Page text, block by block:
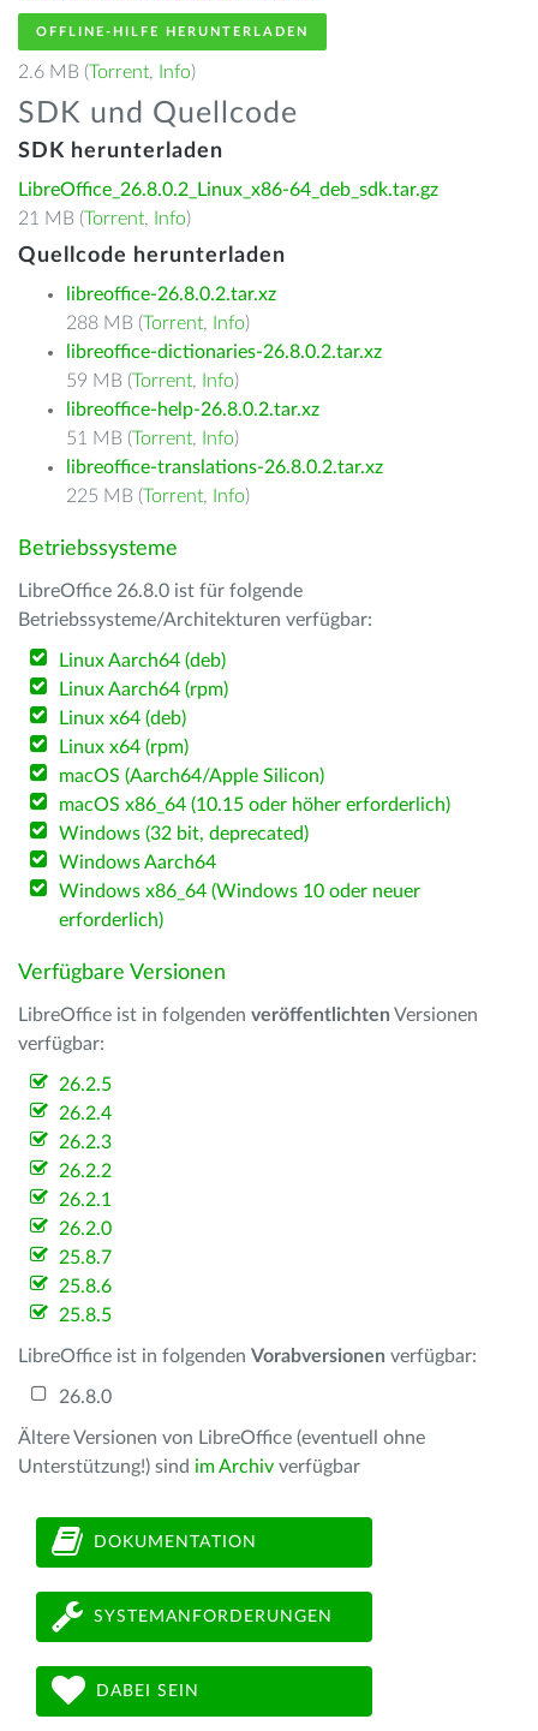
OFFLINE-HILFE HERUNTERLADEN
2.6 MB (Torrent, Info)
SDK und Quellcode
SDK herunterladen
LibreOffice_26.8.0.2_Linux_x86-64_deb_sdk.tar.gz
21 MB (Torrent, Info)
Quellcode herunterladen
libreoffice-26.8.0.2.tar.xz
288 MB (Torrent, Info)
libreoffice-dictionaries-26.8.0.2.tar.xz
59 MB (Torrent, Info)
libreoffice-help-26.8.0.2.tar.xz
51 MB (Torrent, Info)
libreoffice-translations-26.8.0.2.tar.xz
225 MB (Torrent, Info)
Betriebssysteme
LibreOffice 26.8.0 ist für folgende
Betriebssysteme/Architekturen verfügbar:
Linux Aarch64 (deb)
Linux Aarch64 (rpm)
Linux x64 (deb)
Linux x64 (rpm)
macOS (Aarch64/Apple Silicon)
macOS x86_64 (10.15 oder höher erforderlich)
Windows (32 bit, deprecated)
Windows Aarch64
Windows x86_64 (Windows 10 oder neuer
erforderlich)
Verfügbare Versionen
LibreOffice ist in folgenden veröffentlichten Versionen
verfügbar:
26.2.5
26.2.4
26.2.3
26.2.2
26.2.1
26.2.0
25.8.7
25.8.6
25.8.5
LibreOffice ist in folgenden Vorabversionen verfügbar:
26.8.0
Ältere Versionen von LibreOffice (eventuell ohne
Unterstützung!) sind im Archiv verfügbar
DOKUMENTATION
SYSTEMANFORDERUNGEN
DABEI SEIN